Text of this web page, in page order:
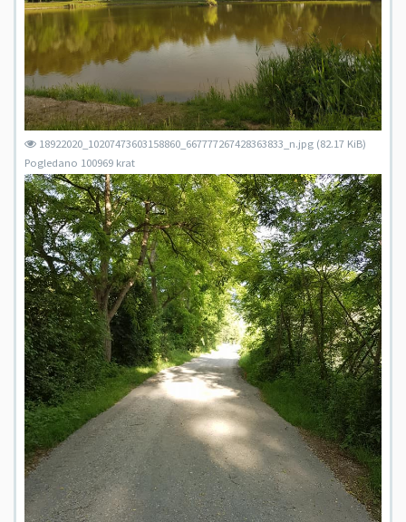
18922020_10207473603158860_667777267428363833_n.jpg (82.17 KiB)
Pogledano 100969 krat